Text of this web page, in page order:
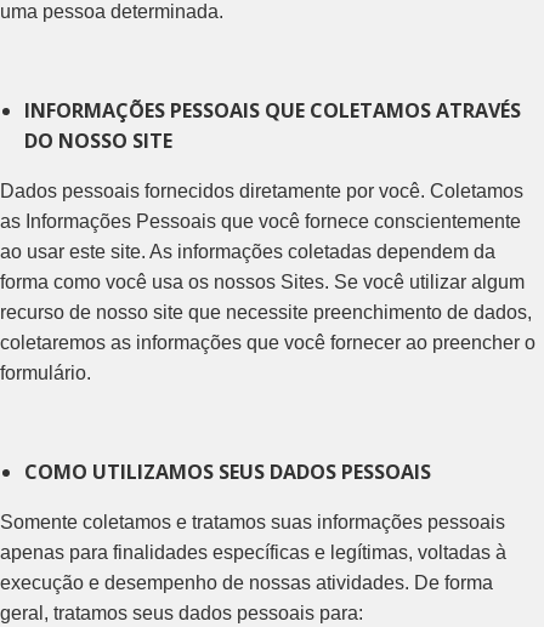
uma pessoa determinada.
INFORMAÇÕES PESSOAIS QUE COLETAMOS ATRAVÉS
DO NOSSO SITE
Dados pessoais fornecidos diretamente por você. Coletamos
as Informações Pessoais que você fornece conscientemente
ao usar este site. As informações coletadas dependem da
forma como você usa os nossos Sites. Se você utilizar algum
recurso de nosso site que necessite preenchimento de dados,
coletaremos as informações que você fornecer ao preencher o
formulário.
COMO UTILIZAMOS SEUS DADOS PESSOAIS
Somente coletamos e tratamos suas informações pessoais
apenas para finalidades específicas e legítimas, voltadas à
execução e desempenho de nossas atividades. De forma
geral, tratamos seus dados pessoais para: